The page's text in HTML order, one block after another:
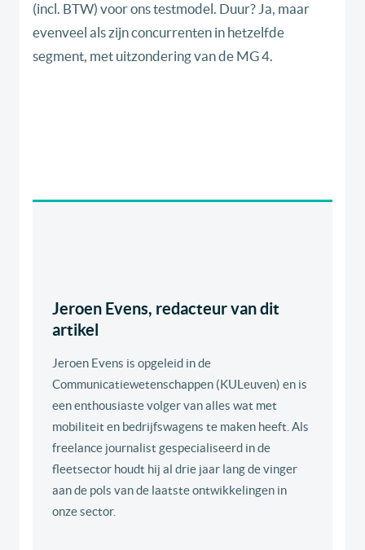
(incl. BTW) voor ons testmodel. Duur? Ja, maar
evenveel als zijn concurrenten in hetzelfde
segment, met uitzondering van de MG 4.
Jeroen Evens, redacteur van dit
artikel
Jeroen Evens is opgeleid in de
Communicatiewetenschappen (KULeuven) en is
een enthousiaste volger van alles wat met
mobiliteit en bedrijfswagens te maken heeft. Als
freelance journalist gespecialiseerd in de
fleetsector houdt hij al drie jaar lang de vinger
aan de pols van de laatste ontwikkelingen in
onze sector.